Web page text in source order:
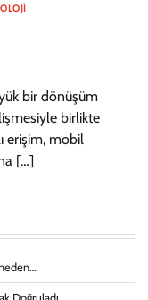
bir dönüşüm
birlikte
erişim, mobil
[…]